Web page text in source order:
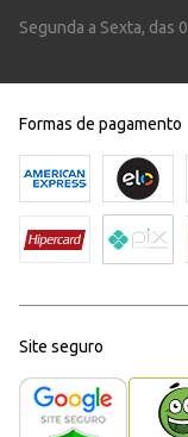
Segunda a Sexta, das
Formas de pagamento
Site seguro